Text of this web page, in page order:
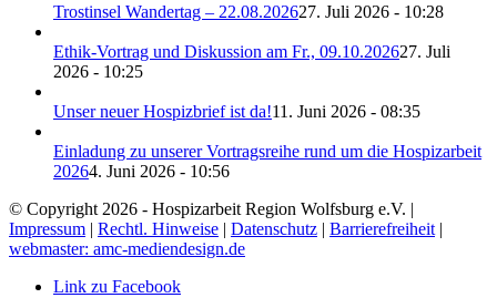
Trostinsel Wandertag – 22.08.202627. Juli 2026 - 10:28
Ethik-Vortrag und Diskussion am Fr., 09.10.202627. Juli
2026 - 10:25
Unser neuer Hospizbrief ist da!11. Juni 2026 - 08:35
Einladung zu unserer Vortragsreihe rund um die Hospizarbeit
20264. Juni 2026 - 10:56
© Copyright 2026 - Hospizarbeit Region Wolfsburg e.V. |
Impressum | Rechtl. Hinweise | Datenschutz | Barrierefreiheit |
webmaster: amc-mediendesign.de
Link zu Facebook